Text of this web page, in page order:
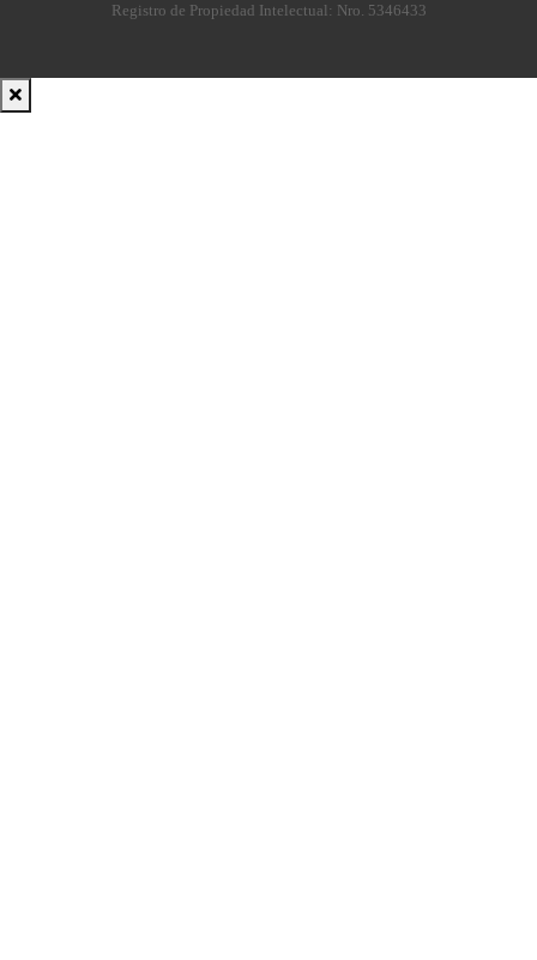
Registro de Propiedad Intelectual: Nro. 5346433